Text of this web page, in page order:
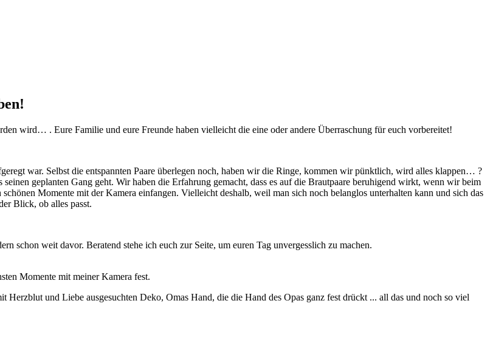
wird… . Eure Familie und eure Freunde haben vielleicht die eine oder andere Überraschung für euch vorbereitet!
war. Selbst die entspannten Paare überlegen noch, haben wir die Ringe, kommen wir pünktlich, wird alles klappen… ?
geplanten Gang geht. Wir haben die Erfahrung gemacht, dass es auf die Brautpaare beruhigend wirkt, wenn wir beim
Momente mit der Kamera einfangen. Vielleicht deshalb, weil man sich noch belanglos unterhalten kann und sich das
Blick, ob alles passt.
schon weit davor. Beratend stehe ich euch zur Seite, um euren Tag unvergesslich zu machen.
Momente mit meiner Kamera fest.
und Liebe ausgesuchten Deko, Omas Hand, die die Hand des Opas ganz fest drückt ... all das und noch so viel